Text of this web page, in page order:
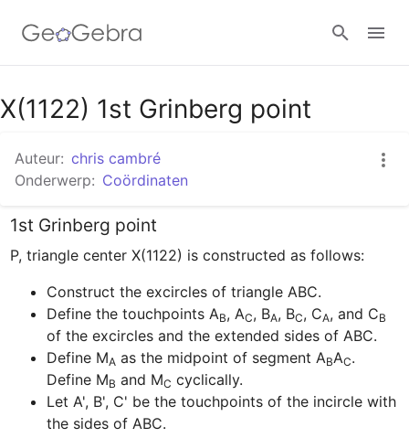
Google Classroom
GeoGebra Klaslokaal
X(1122) 1st Grinberg point
Auteur: chris cambré
Onderwerp: Coördinaten
1st Grinberg point
P, triangle center X(1122) is constructed as follows:
Construct the excircles of triangle ABC.
Define the touchpoints AB, AC, BA, BC, CA, and CB
of the excircles and the extended sides of ABC.
Define MA as the midpoint of segment ABAC.
Define MB and MC
Let A', B', C' be the touchpoints of the incircle with